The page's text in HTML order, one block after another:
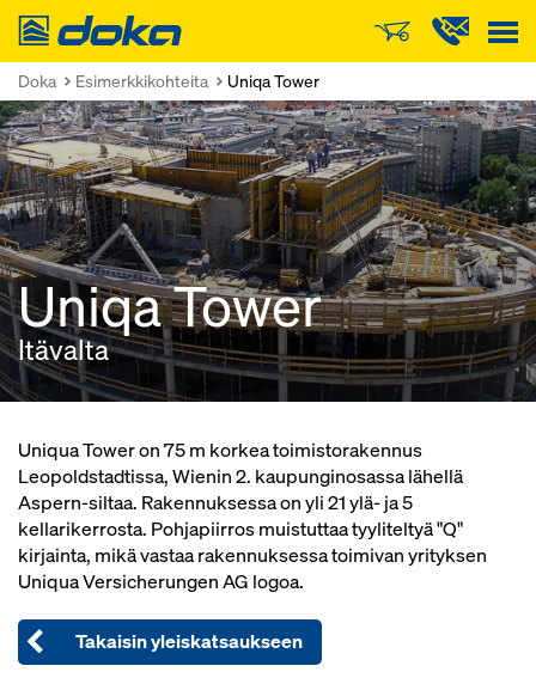
Doka
Doka Esimerkkikohteita Uniqa Tower
Uniqa Tower
Itävalta
Uniqua Tower on 75 m korkea toimistorakennus
Leopoldstadtissa, Wienin 2. kaupunginosassa lähellä
Aspern-siltaa. Rakennuksessa on yli 21 ylä- ja 5
kellarikerrosta. Pohjapiirros muistuttaa tyyliteltyä "Q"
kirjainta, mikä vastaa rakennuksessa toimivan yrityksen
Uniqua Versicherungen AG logoa.
Takaisin yleiskatsaukseen